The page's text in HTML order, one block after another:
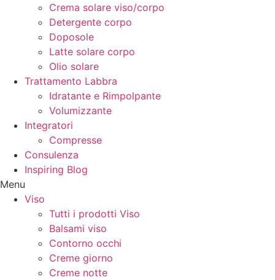
Crema solare viso/corpo
Detergente corpo
Doposole
Latte solare corpo
Olio solare
Trattamento Labbra
Idratante e Rimpolpante
Volumizzante
Integratori
Compresse
Consulenza
Inspiring Blog
Menu
Viso
Tutti i prodotti Viso
Balsami viso
Contorno occhi
Creme giorno
Creme notte